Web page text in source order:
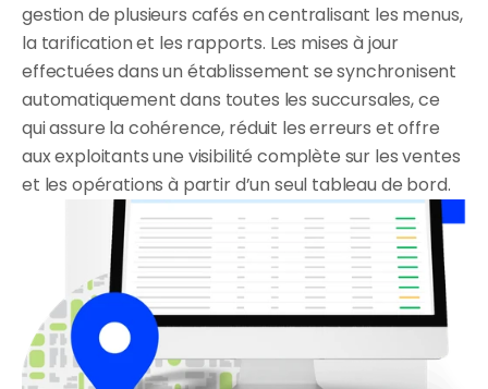
gestion de plusieurs cafés en centralisant les menus,
la tarification et les rapports. Les mises à jour
effectuées dans un établissement se synchronisent
automatiquement dans toutes les succursales, ce
qui assure la cohérence, réduit les erreurs et offre
aux exploitants une visibilité complète sur les ventes
et les opérations à partir d’un seul tableau de bord.